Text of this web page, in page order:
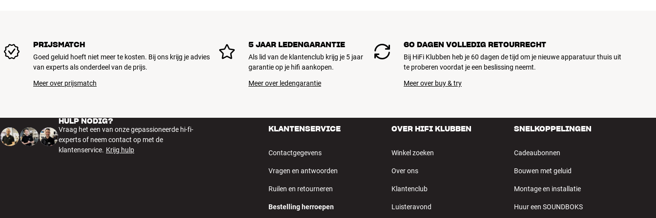
PRIJSMATCH
Goed geluid hoeft niet meer te kosten. Bij ons krijg je advies
van experts als onderdeel van de prijs.
Meer over prijsmatch
5 JAAR LEDENGARANTIE
Als lid van de klantenclub krijg je 5 jaar
garantie op je hifi aankopen.
Meer over ledengarantie
60 DAGEN VOLLEDIG RETOURRECHT
Bij HiFi Klubben heb je 60 dagen de tijd om je nieuwe apparatuur thuis uit
te proberen voordat je een beslissing neemt.
Meer over buy & try
HULP NODIG?
Vraag het een van onze gepassioneerde hi-fi-
experts of neem contact op met de
klantenservice. Krijg hulp
KLANTENSERVICE
Contactgegevens
Vragen en antwoorden
Ruilen en retourneren
Bestelling herroepen
OVER HIFI KLUBBEN
Winkel zoeken
Over ons
Klantenclub
Luisteravond
SNELKOPPELINGEN
Cadeaubonnen
Bouwen met geluid
Montage en installatie
Huur een SOUNDBOKS